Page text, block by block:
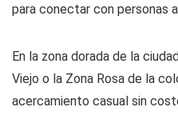
para conectar con personas
En la zona dorada de la
Viejo o la Zona Rosa de la
acercamiento casual sin